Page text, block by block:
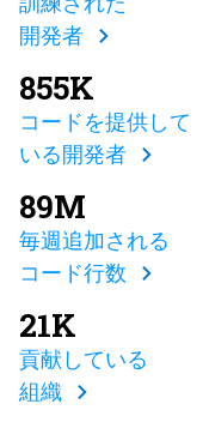
開発者
855K
コードを提供して
いる開発者
89M
毎週追加される
コード行数
21K
貢献している
組織